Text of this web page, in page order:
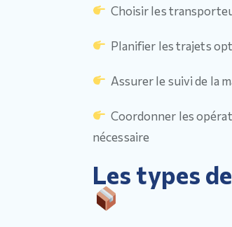
Choisir les
Planifier les trajets
Assurer le suivi de la
Coordonner les
nécessaire
Les types